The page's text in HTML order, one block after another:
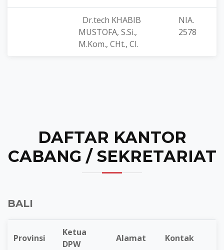
Dr.tech KHABIB
MUSTOFA, S.Si.,
M.Kom., CHt., CI.
NIA.
2578
DAFTAR KANTOR
CABANG / SEKRETARIAT
BALI
Provinsi
Ketua
DPW
Alamat Kontak